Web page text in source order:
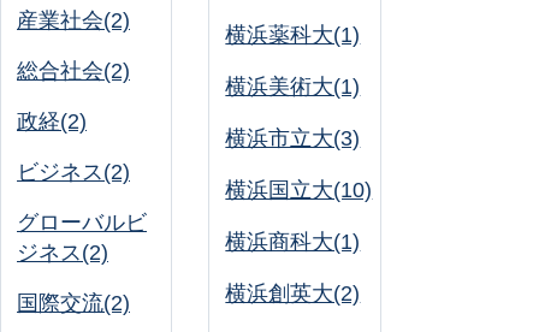
産業社会(2)
総合社会(2)
政経(2)
ビジネス(2)
グローバルビ
ジネス(2)
国際交流(2)
横浜薬科大(1)
横浜美術大(1)
横浜市立大(3)
横浜国立大(10)
横浜商科大(1)
横浜創英大(2)